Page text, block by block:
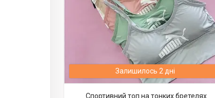
Залишилось 2 дні
Спортивний топ на тонких бретелях